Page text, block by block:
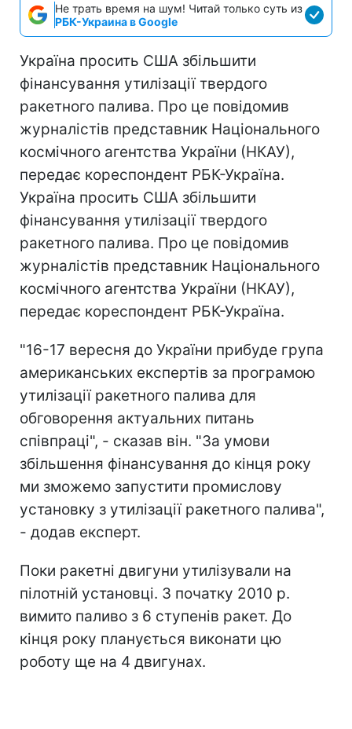
Не трать время на шум! Читай только суть из
РБК-Украина в Google
Україна просить США збільшити
фінансування утилізації твердого
ракетного палива. Про це повідомив
журналістів представник Національного
космічного агентства України (НКАУ),
передає кореспондент РБК-Україна.
Україна просить США збільшити
фінансування утилізації твердого
ракетного палива. Про це повідомив
журналістів представник Національного
космічного агентства України (НКАУ),
передає кореспондент РБК-Україна.
"16-17 вересня до України прибуде група
американських експертів за програмою
утилізації ракетного палива для
обговорення актуальних питань
співпраці", - сказав він. "За умови
збільшення фінансування до кінця року
ми зможемо запустити промислову
установку з утилізації ракетного палива",
- додав експерт.
Поки ракетні двигуни утилізували на
пілотній установці. З початку 2010 р.
вимито паливо з 6 ступенів ракет. До
кінця року планується виконати цю
роботу ще на 4 двигунах.